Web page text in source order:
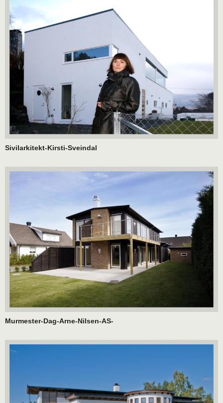
Sivilarkitekt-Kirsti-Sveindal
Murmester-Dag-Arne-Nilsen-AS-